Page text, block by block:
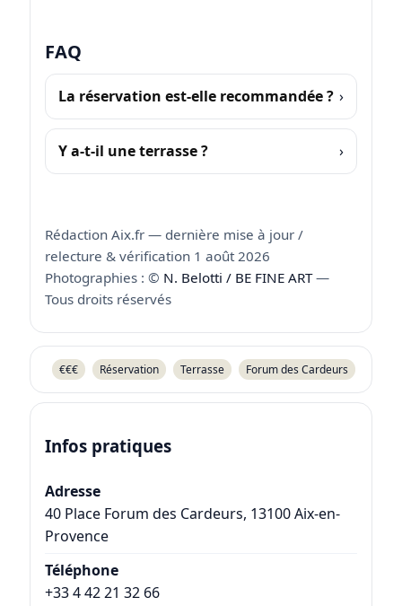
FAQ
La réservation est-elle recommandée ?
Y a-t-il une terrasse ?
Rédaction Aix.fr — dernière mise à jour /
relecture & vérification 1 août 2026
Photographies : © N. Belotti / BE FINE ART—
Tous droits réservés
€€€ Réservation Terrasse Forum des Cardeurs
Infos pratiques
Adresse
40 Place Forum des Cardeurs, 13100Aix-en-
Provence
Téléphone
+33 4 42 21 32 66